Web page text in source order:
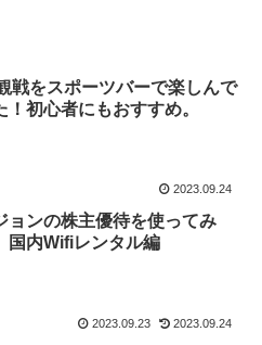
戦をスポーツバーで楽しんで
！初心者にもおすすめ。
2023.09.24
ョンの株主優待を使ってみ
国内Wifiレンタル編
2023.09.23 2023.09.24